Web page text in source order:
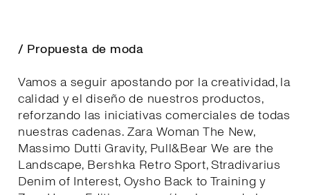
/ Propuesta de moda
Vamos a seguir apostando por la creatividad, la
calidad y el diseño de nuestros productos,
reforzando las iniciativas comerciales de todas
nuestras cadenas. Zara Woman The New,
Massimo Dutti Gravity, Pull&Bear We are the
Landscape, Bershka Retro Sport, Stradivarius
Denim of Interest, Oysho Back to Training y